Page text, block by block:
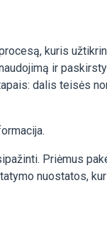
kuris
ir
dalis teisės
Priėmus
nuostatos,